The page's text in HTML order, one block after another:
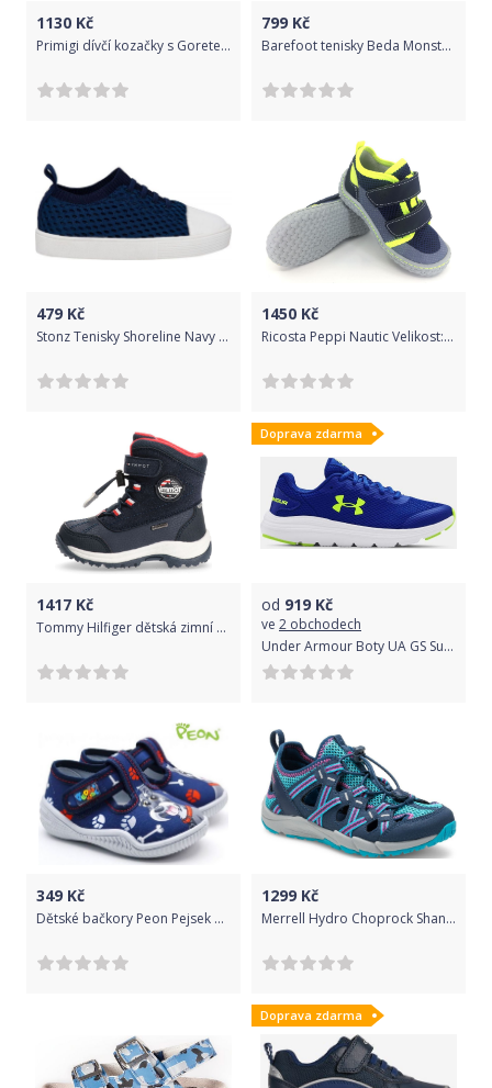
1130 Kč
Primigi dívčí kozačky s Goretex membránou 8376800 27 tmavě modrá
799 Kč
Barefoot tenisky Beda Monsters BF 0001/TEX/W Velikost: 20
479 Kč
Stonz Tenisky Shoreline Navy SSHONAV 30 tmavě modrá
1450 Kč
Ricosta Peppi Nautic Velikost: 23
1417 Kč
Tommy Hilfiger dětská zimní kotníčková obuv T1B5-32100-1232800 24 tmavě modrá
Doprava zdarma
od 919 Kč
ve 2 obchodech
Under Armour Boty UA GS Surge 2-BLU 35,5
349 Kč
Dětské bačkory Peon Pejsek MI/013 DI Velikost: 21
1299 Kč
Merrell Hydro Choprock Shandal Navy/Turq MK162548 31
Doprava zdarma